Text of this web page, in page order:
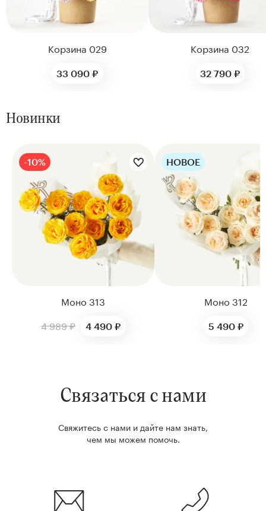
Корзина 029
33 090 ₽
Корзина 032
32 790 ₽
Новинки
-10%
Моно 313
4 989 ₽
4 490 ₽
Цветы букета:
НОВОЕ
Моно 312
5 490 ₽
Связаться с нами
Свяжитесь с нами и дайте нам знать,
чем мы можем помочь.